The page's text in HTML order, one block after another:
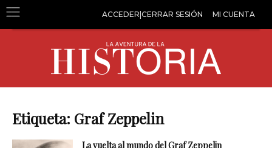
ACCEDER|CERRAR SESIÓN MI CUENTA
Etiqueta: Graf Zeppelin
La vuelta al mundo del Graf Zeppelin